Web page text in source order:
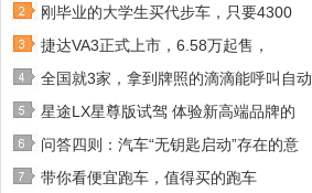
刚毕业的大学生买代步车，只要4300
捷达VA3正式上市，6.58万起售，
全国就3家，拿到牌照的滴滴能呼叫自动
星途LX星尊版试驾 体验新高端品牌的
问答四则：汽车“无钥匙启动”存在的意
带你看便宜跑车，值得买的跑车